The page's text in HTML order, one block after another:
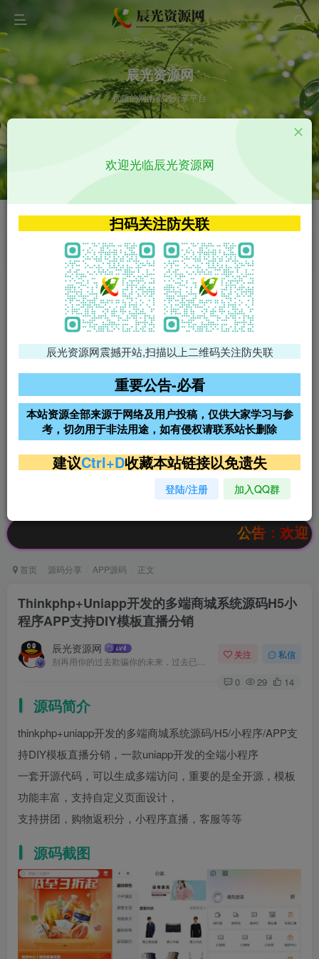
辰光资源网
优质的网络资源分享平台
VIP特权介绍 APP源码
VIP特权介绍
火
VIP特权介绍
影视源码
影视源码
免费领支付宝红包
腾讯轻量4核4G3M服务器38元/
阿里云2核2G200M服务器68元/
年
雨云高防免备案服务器
超低价文字广告位招租 超低价文字广告位招租
超低价文字广告位招租
公告：欢迎访问辰
首页 源码分享 APP源码 正文
Thinkphp+Uniapp开发的多端商城系统源码H5小
程序APP支持DIY模板直播分销
辰光资源网 关注 私信
0 29 14
源码简介
thinkphp+uniapp开发的多端商城系统源码/H5/小程序/APP支
持DIY模板直播分销，一款uniapp开发的全端小程序
一套开源代码，可以生成多端访问，重要的是全开源，模板
功能丰富，支持自定义页面设计，
支持拼团，购物返积分，小程序直播，客服等等
源码截图
欢迎光临辰光资源网
扫码关注防失联
辰光资源网震撼开站,扫描以上二维码关注防失联
重要公告-必看
本站资源全部来源于网络及用户投稿，仅供大家学习与参
考，切勿用于非法用途，如有侵权请联系站长删除
建议Ctrl+D收藏本站链接以免遗失
登陆/注册 加入QQ群